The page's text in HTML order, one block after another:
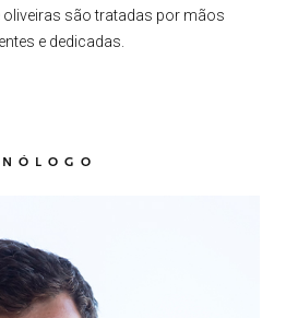
são tratadas por mãos
e dedicadas.